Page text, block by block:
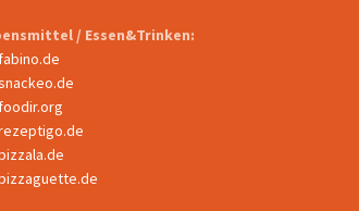
/ Essen&Trinken:
fabino.de
foodir.org